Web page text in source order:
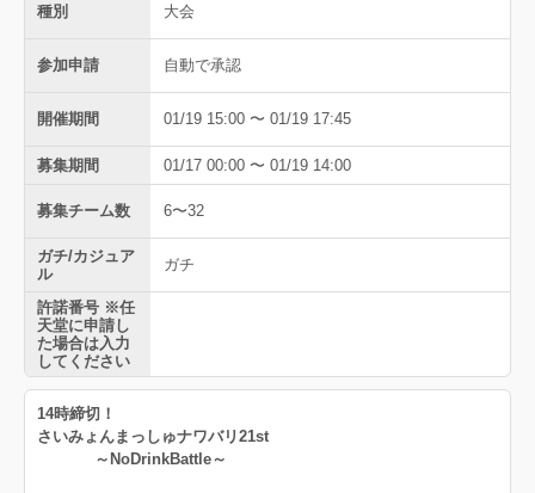
種別 大会
参加申請 自動で承認
開催期間 01/19 15:00 〜 01/19 17:45
募集期間 01/17 00:00 〜 01/19 14:00
募集チーム数 6〜32
ガチ/カジュア
ル
ガチ
許諾番号 ※任
天堂に申請し
た場合は入力
してください
14時締切！
さいみょんまっしゅナワバリ21st
～NoDrinkBattle～